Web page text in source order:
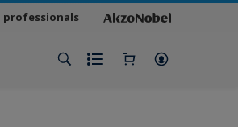
professionals